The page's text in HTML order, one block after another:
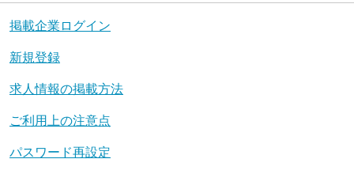
掲載企業ログイン
新規登録
求人情報の掲載方法
ご利用上の注意点
パスワード再設定